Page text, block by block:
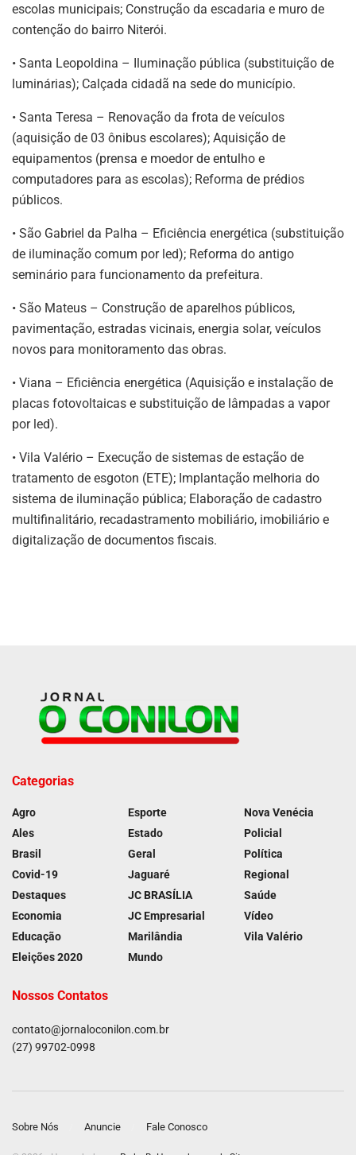
escolas municipais; Construção da escadaria e muro de
contenção do bairro Niterói.
• Santa Leopoldina – Iluminação pública (substituição de
luminárias); Calçada cidadã na sede do município.
• Santa Teresa – Renovação da frota de veículos
(aquisição de 03 ônibus escolares); Aquisição de
equipamentos (prensa e moedor de entulho e
computadores para as escolas); Reforma de prédios
públicos.
• São Gabriel da Palha – Eficiência energética (substituição
de iluminação comum por led); Reforma do antigo
seminário para funcionamento da prefeitura.
• São Mateus – Construção de aparelhos públicos,
pavimentação, estradas vicinais, energia solar, veículos
novos para monitoramento das obras.
• Viana – Eficiência energética (Aquisição e instalação de
placas fotovoltaicas e substituição de lâmpadas a vapor
por led).
• Vila Valério – Execução de sistemas de estação de
tratamento de esgoton (ETE); Implantação melhoria do
sistema de iluminação pública; Elaboração de cadastro
multifinalitário, recadastramento mobiliário, imobiliário e
digitalização de documentos fiscais.
Categorias
Agro
Ales
Brasil
Covid-19
Destaques
Economia
Educação
Eleições 2020
Esporte
Estado
Geral
Jaguaré
JC BRASÍLIA
JC Empresarial
Marilândia
Mundo
Nova Venécia
Policial
Política
Regional
Saúde
Vídeo
Vila Valério
Nossos Contatos
contato@jornaloconilon.com.br
(27) 99702-0998
Sobre Nós Anuncie Fale Conosco